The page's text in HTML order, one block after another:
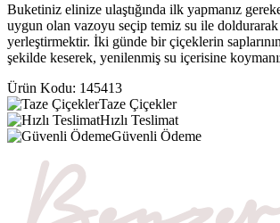
Buketiniz elinize ulaştığında ilk yapmanız
uygun olan vazoyu seçip temiz su ile
yerleştirmektir. İki günde bir çiçeklerin
şekilde keserek, yenilenmiş su içerisine
Ürün Kodu: 145413
Taze Çiçekler
Hızlı Teslimat
Güvenli Ödeme